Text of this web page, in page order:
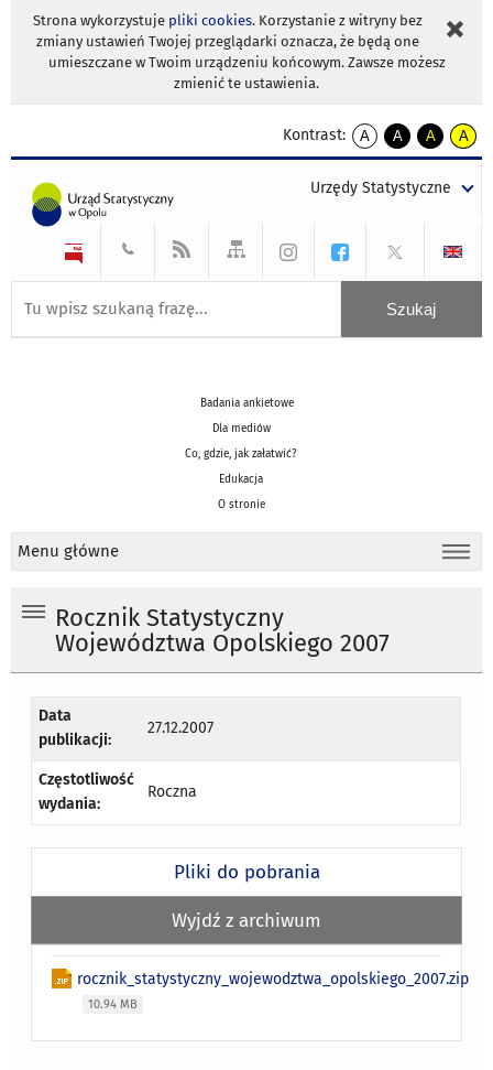
Strona wykorzystuje pliki cookies. Korzystanie z witryny bez
zmiany ustawień Twojej przeglądarki oznacza, że będą one
umieszczane w Twoim urządzeniu końcowym. Zawsze możesz
zmienić te ustawienia.
Kontrast:
A
kontrast
A
kontrast
tekst
czarnym
A
kontrast
tekst
czarnym
A
tekst
żółtym
Urzędy Statystyczne
Badania ankietowe
Dla mediów
Co, gdzie, jak załatwić?
Edukacja
O stronie
Menu główne
Rocznik Statystyczny
Województwa Opolskiego 2007
Data
publikacji:
27.12.2007
Częstotliwość
wydania:
Roczna
Pliki do pobrania
Wyjdź z archiwum
rocznik_statystyczny_wojewodztwa_opolskiego_2007.zip
10.94 MB